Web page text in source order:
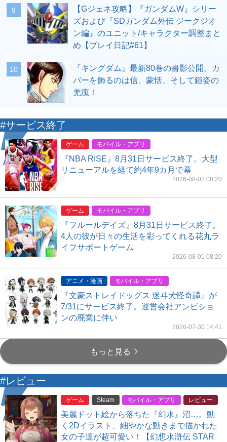
9
【Gジェネ攻略】『ガンダムW』シリー
ズおよび『SDガンダム外伝 ジークジオ
ン編』のユニット/キャラクター調整まと
め【プレイ日記#61】
10
『キングダム』最新80巻の書影公開。カ
バーを飾るのは信、蒙恬、そして鎧姿の
羌瘣！
#サービス終了
ゲーム モバイル・アプリ
『NBA RISE』8月31日サービス終了。大型
リニューアルを経て約4年9カ月で幕
2026-08-02 08:20
ゲーム モバイル・アプリ
『フルールデイズ』8月31日サービス終了。
4人の彼が日々の生活を彩ってくれる花丸ラ
イフサポートゲーム
2026-08-01 08:20
アニメ・漫画 モバイル・アプリ
『文豪ストレイドッグス 迷ヰ犬怪奇譚』が
7/31にサービス終了。運営会社アンビショ
ンの廃業に伴い
2026-07-30 14:41
もっと見る
#レビュー
ゲーム Steam モバイル・アプリ レビュー
美麗ドット絵から落ちた『幻水』沼…。動
く2Dイラスト、細やかな動きまで描かれた
女の子達が超可愛い！【幻想水滸伝 STAR